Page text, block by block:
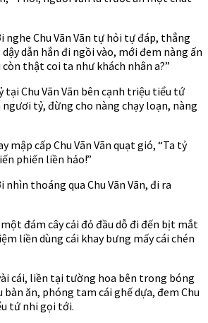
nghe Chu Vãn Vãn tự hỏi tự đáp, thẳng
dẫn hắn đi ngồi vào, mới đem nàng ấn
thật coi ta như khách nhân a?”
tại Chu Vãn Vãn bên cạnh triệu tiểu tứ
tỷ, đừng cho nàng chạy loạn, nàng
mập cấp Chu Vãn Vãn quạt gió, “Ta tỷ
phiến liền hảo!”
nhìn thoáng qua Chu Vãn Vãn, đi ra
một đám cây cải đỏ đầu dỗ đi đến bịt mắt
liền dùng cái khay bưng mấy cái chén
cái, liền tại tường hoa bên trong bóng
ăn, phóng tam cái ghế dựa, đem Chu
tứ nhi gọi tới.